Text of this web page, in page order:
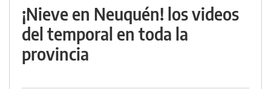
¡Nieve en Neuquén! los videos
del temporal en toda la
provincia